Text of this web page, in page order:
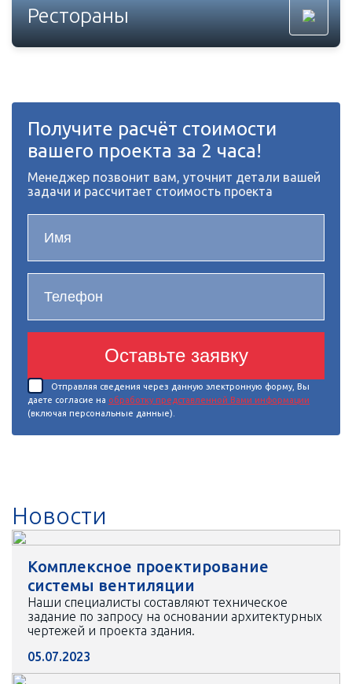
Рестораны
Получите расчёт стоимости
вашего проекта за 2 часа!
Менеджер позвонит вам, уточнит детали вашей
задачи и рассчитает стоимость проекта
Оставьте заявку
Отправляя сведения через данную электронную форму, Вы
даете согласие на обработку представленной Вами информации
(включая персональные данные).
Новости
Комплексное проектирование
системы вентиляции
Наши специалисты составляют техническое
задание по запросу на основании архитектурных
чертежей и проекта здания.
05.07.2023